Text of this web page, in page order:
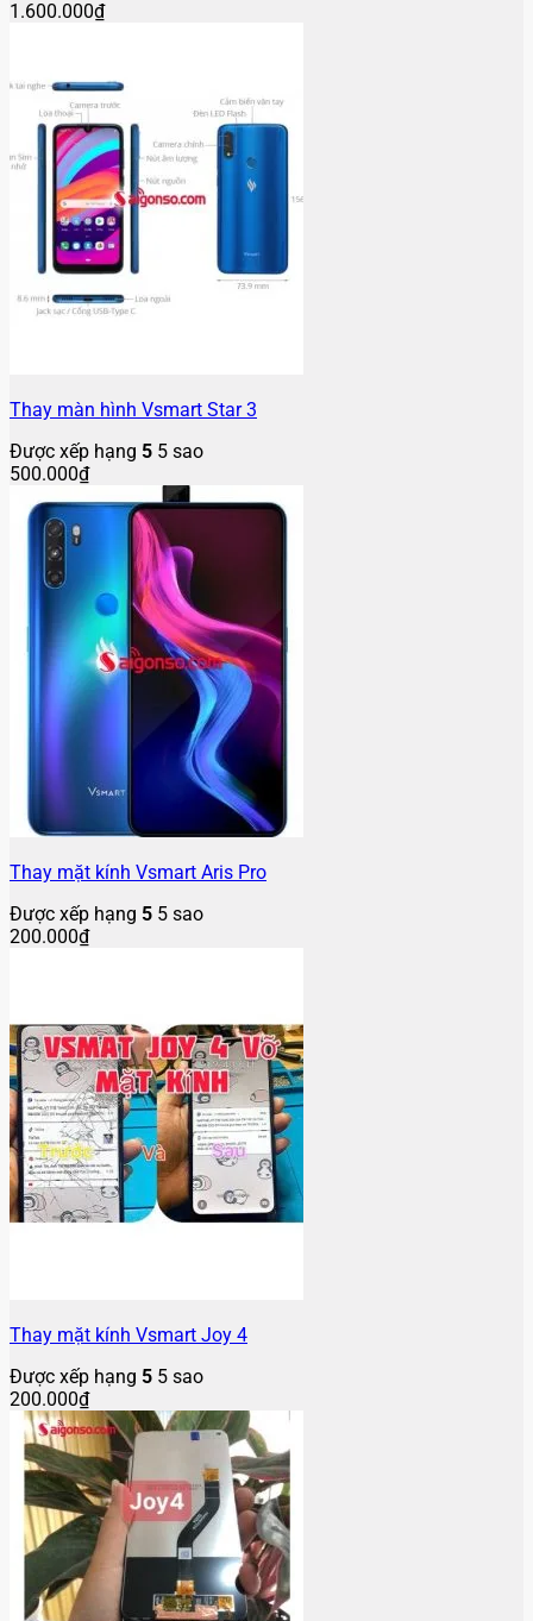
1.600.000₫
Thay màn hình Vsmart Star 3
Được xếp hạng 5 5 sao
500.000₫
Thay mặt kính Vsmart Aris Pro
Được xếp hạng 5 5 sao
200.000₫
Thay mặt kính Vsmart Joy 4
Được xếp hạng 5 5 sao
200.000₫